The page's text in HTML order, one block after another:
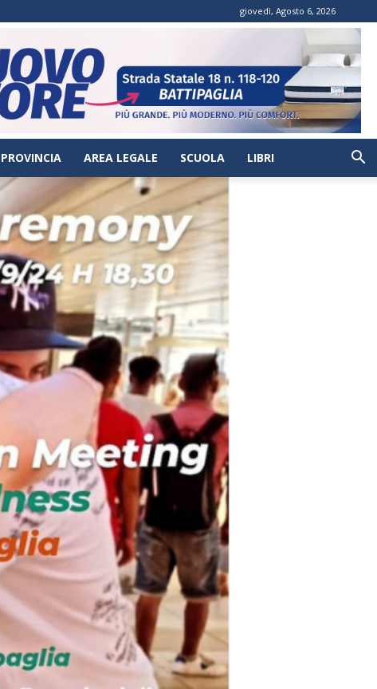
giovedì, Agosto 6, 2026
AREA LEGALE SCUOLA LIBRI